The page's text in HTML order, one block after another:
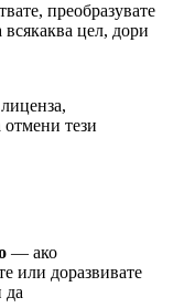
преобразувате
всякаква цел, дори
тези
— ако
или доразвивате
да